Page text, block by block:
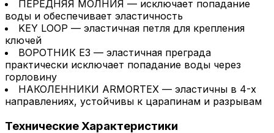
ПЕРЕДНЯЯ МОЛНИЯ — исключает попадание
воды и обеспечивает эластичность
KEY LOOP — эластичная петля для крепления
ключей
ВОРОТНИК E3 — эластичная преграда
практически исключает попадание воды через
горловину
НАКОЛЕННИКИ ARMORTEX — эластичны в 4-х
направлениях, устойчивы к царапинам и разрывам
ТехническиеХарактеристики